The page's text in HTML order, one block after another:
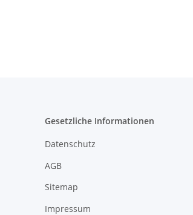
Gesetzliche Informationen
Datenschutz
AGB
Sitemap
Impressum